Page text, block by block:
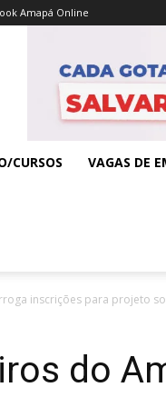
Amapá Online
CURSOS VAGAS DE
inscrições para projeto
do